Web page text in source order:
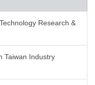
Research &
Taiwan Industry